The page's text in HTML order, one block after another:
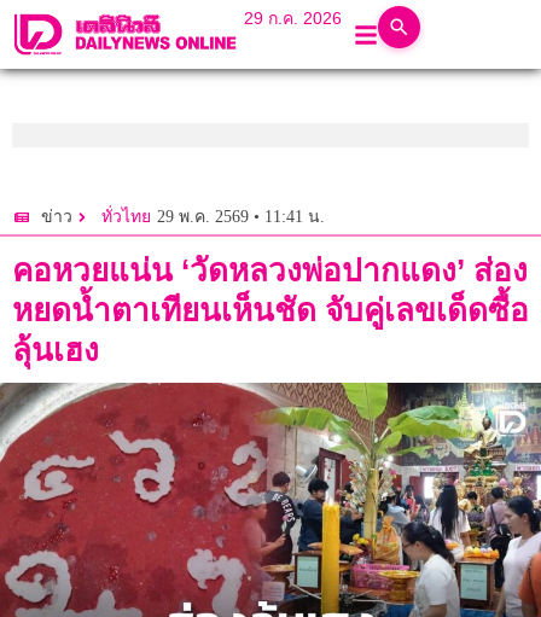
29 ก.ค. 2026
ข่าว ทั่วไทย 29 พ.ค. 2569 • 11:41 น.
คอหวยแน่น ‘วัดหลวงพ่อปากแดง’ ส่อง
หยดน้ำตาเทียนเห็นชัด จับคู่เลขเด็ดซื้อ
ลุ้นเฮง